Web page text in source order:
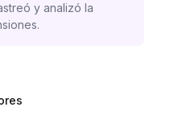
y analizó la